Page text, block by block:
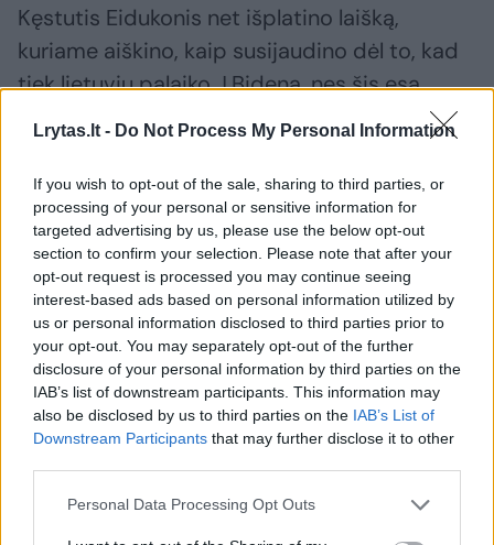
Lrytas.lt - Do Not Process My Personal Information
If you wish to opt-out of the sale, sharing to third parties, or
processing of your personal or sensitive information for
targeted advertising by us, please use the below opt-out
section to confirm your selection. Please note that after your
opt-out request is processed you may continue seeing
interest-based ads based on personal information utilized by
us or personal information disclosed to third parties prior to
your opt-out. You may separately opt-out of the further
disclosure of your personal information by third parties on the
IAB’s list of downstream participants. This information may
also be disclosed by us to third parties on the IAB’s List of
Downstream Participants that may further disclose it to other
Personal Data Processing Opt Outs
Kęstutis Eidukonis net išplatino laišką,
kuriame aiškino, kaip susijaudino dėl to, kad
tiek lietuvių palaiko J.Bideną, nes šis esą
„kažkada buvo Lietuvos draugas, tačiau
dabar – nesąmoningai draugauja su Kinija,
Rusija ir Iranu“.
J.Bideno rėmėjų grupė netruko atsakyti
ilgiausiu laišku – atrėmė kiekvieną
K.Eidukonio argumentą.
„Sakote, kad J.Bidenas mus nuves į
socializmą. Prašytume pasakyti, kur radote
siūlo valstybei kontroliuoti gamybą ir prekių